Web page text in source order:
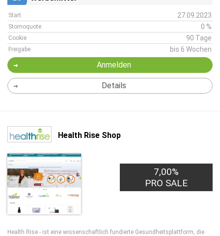
Start 27.09.2023
Stornoquote 0 %
Cookie 90 Tage
Freigabe bis 6 Wochen
Anmelden
Details
Health Rise Shop
7,00%
PRO SALE
Health Rise - ist eine wissenschaftlich fundierte Gesundheitsplattform, die